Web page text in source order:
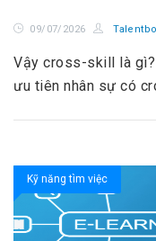
09/07/2026
Vậy cross-skill là gì?
ưu tiên nhân sự có
Kỹ năng tìm việc